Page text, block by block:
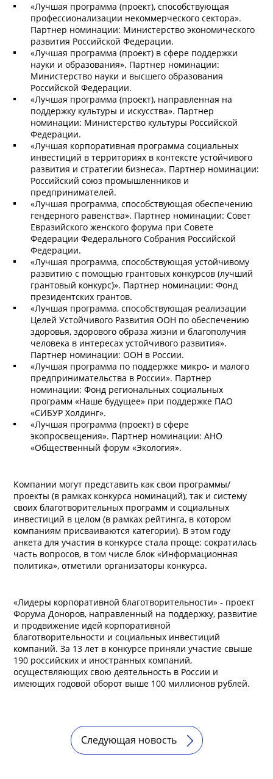
«Лучшая программа (проект), способствующая
профессионализации некоммерческого сектора».
Партнер номинации: Министерство экономического
развития Российской Федерации.
«Лучшая программа (проект) в сфере поддержки
науки и образования». Партнер номинации:
Министерство науки и высшего образования
Российской Федерации.
«Лучшая программа (проект), направленная на
поддержку культуры и искусства». Партнер
номинации: Министерство культуры Российской
Федерации.
«Лучшая корпоративная программа социальных
инвестиций в территориях в контексте устойчивого
развития и стратегии бизнеса». Партнер номинации:
Российский союз промышленников и
предпринимателей.
«Лучшая программа, способствующая обеспечению
гендерного равенства». Партнер номинации: Совет
Евразийского женского форума при Совете
Федерации Федерального Собрания Российской
Федерации.
«Лучшая программа, способствующая устойчивому
развитию с помощью грантовых конкурсов (лучший
грантовый конкурс)». Партнер номинации: Фонд
президентских грантов.
«Лучшая программа, способствующая реализации
Целей Устойчивого Развития ООН по обеспечению
здоровья, здорового образа жизни и благополучия
человека в интересах устойчивого развития».
Партнер номинации: ООН в России.
«Лучшая программа по поддержке микро- и малого
предпринимательства в России». Партнер
номинации: Фонд региональных социальных
программ «Наше будущее» при поддержке ПАО
«СИБУР Холдинг».
«Лучшая программа (проект) в сфере
экопросвещения». Партнер номинации: АНО
«Общественный форум «Экология».
Компании могут представить как свои программы/
проекты (в рамках конкурса номинаций), так и систему
своих благотворительных программ и социальных
инвестиций в целом (в рамках рейтинга, в котором
компаниям присваиваются категории). В этом году
анкета для участия в конкурсе стала проще: сократилась
часть вопросов, в том числе блок «Информационная
политика», отметили организаторы конкурса.
«Лидеры корпоративной благотворительности» - проект
Форума Доноров, направленный на поддержку, развитие
и продвижение идей корпоративной
благотворительности и социальных инвестиций
компаний. За 13 лет в конкурсе приняли участие свыше
190 российских и иностранных компаний,
осуществляющих свою деятельность в России и
имеющих годовой оборот выше 100 миллионов рублей.
Следующая новость